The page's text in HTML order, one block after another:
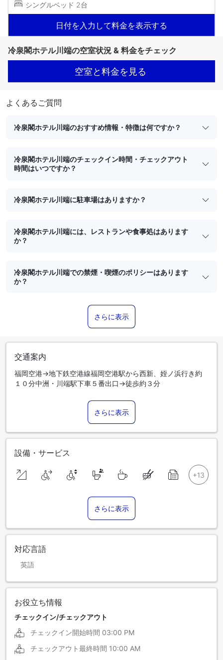
シングルベッド 2台
日付を入力して料金を表示する
冷泉閣ホテル川端の空室状況 & 料金をチェック
空室と料金を見る
よくあるご質問
冷泉閣ホテル川端のおすすめ情報・特徴は何ですか？
冷泉閣ホテル川端のチェックイン時間・チェックアウト
時間はいつですか？
冷泉閣ホテル川端に駐車場はありますか？
冷泉閣ホテル川端には、レストランや食事処はあります
か？
冷泉閣ホテル川端での禁煙・喫煙のポリシーはあります
か？
さらに表示
交通案内
福岡空港→地下鉄空港線福岡空港駅から西新、姪ノ浜行き約
１０分中洲・川端駅下車５番出口→徒歩約３分
さらに表示
設備・サービス
さらに表示
対応言語
英語
お役立ち情報
チェックイン/チェックアウト
チェックイン開始時間 03:00 PM
チェックアウト最終時間 10:00 AM